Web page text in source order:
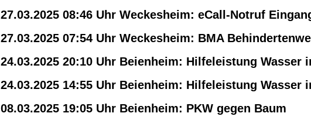
27.03.2025 08:46 Uhr Weckesheim: eCall-Notruf
27.03.2025 07:54 Uhr Weckesheim: BMA
24.03.2025 20:10 Uhr Beienheim: Hilfeleistung Wasser
24.03.2025 14:55 Uhr Beienheim: Hilfeleistung Wasser
08.03.2025 19:05 Uhr Beienheim: PKW gegen Baum